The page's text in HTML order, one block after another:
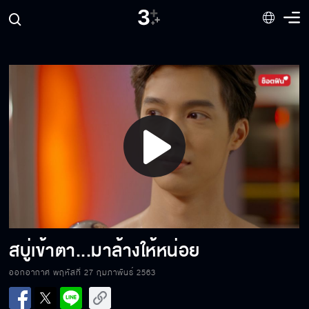
Play
Video
สบู่เข้าตา...มาล้างให้หน่อย
ออกอากาศ พฤหัสที่ 27 กุมภาพันธ์ 2563
หนูเป็นตัวแทนของแม่
ในวันข้างหน้าคุณต้องดูแลตัวเองเมื่อไม่มีผม
เพราะมันชีวิตกูถึงเป็นแบบนี้